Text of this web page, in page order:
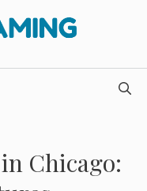
Chicago: